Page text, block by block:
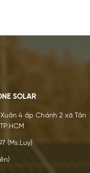
SOLAR
4 ấp Chánh 2 xã Tân
(Ms.Luy)